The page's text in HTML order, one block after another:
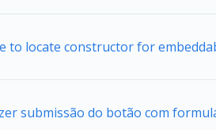
to locate constructor for
submissão do botão com